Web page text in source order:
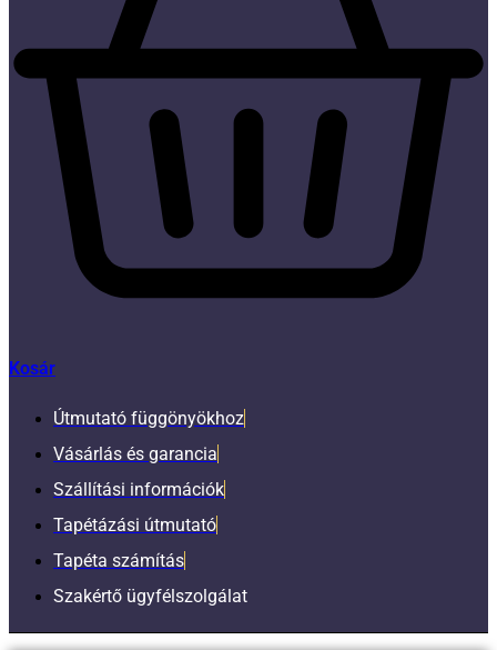
Kosár
Útmutató függönyökhoz
Vásárlás és garancia
Szállítási információk
Tapétázási útmutató
Tapéta számítás
Szakértő ügyfélszolgálat